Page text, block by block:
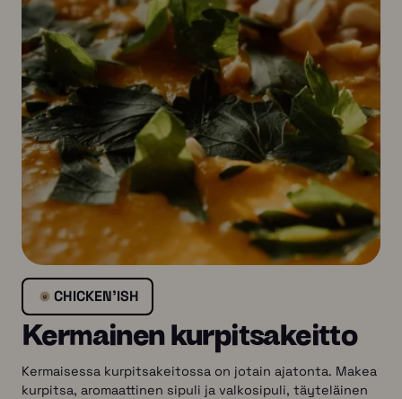
CHICKEN'ISH
Kermainen kurpitsakeitto
Kermaisessa kurpitsakeitossa on jotain ajatonta. Makea
kurpitsa, aromaattinen sipuli ja valkosipuli, täyteläinen